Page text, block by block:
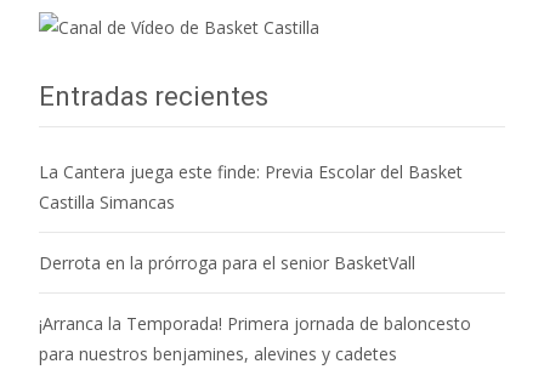
Entradas recientes
La Cantera juega este finde: Previa Escolar del Basket
Castilla Simancas
Derrota en la prórroga para el senior BasketVall
¡Arranca la Temporada! Primera jornada de baloncesto
para nuestros benjamines, alevines y cadetes